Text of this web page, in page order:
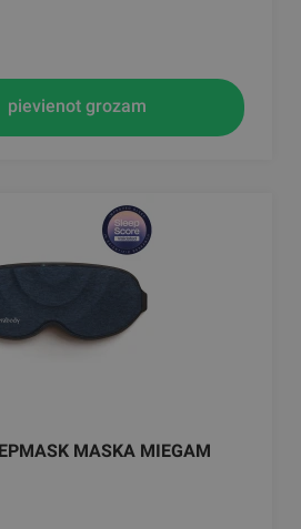
pievienot grozam
MASKA MIEGAM